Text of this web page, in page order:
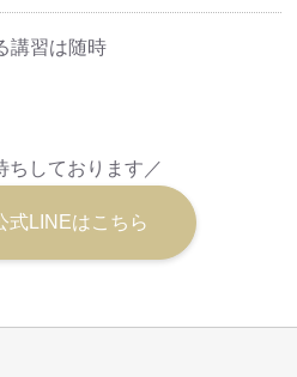
講習は随時
ちしております／
式LINEはこちら